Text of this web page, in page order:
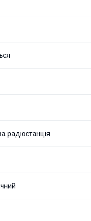
радіостанція